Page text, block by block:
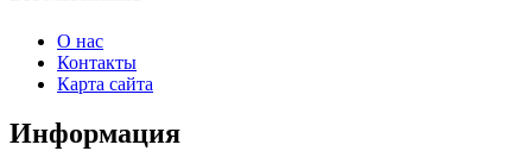
О нас
Контакты
Карта сайта
Информация